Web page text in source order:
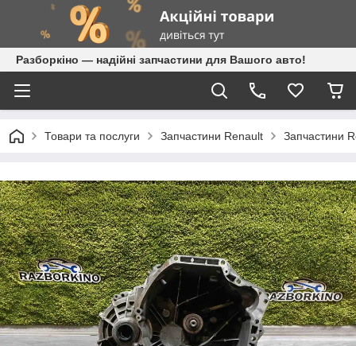
Разборкіно — надійні запчастини для Вашого авто!
Товари та послуги Запчастини Renault Запчастини